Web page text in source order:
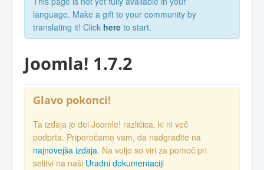
language. Make a gift to your community by
translating it! Click here to start.
Joomla! 1.7.2
Glavo pokonci!
Ta izdaja je del Joomle! različica, ki ni več
podprta. Priporočamo vam, da nadgradite na
najnovejša izdaja. Na voljo so viri za pomoč pri
selitvi na naši Uradni dokumentaciji